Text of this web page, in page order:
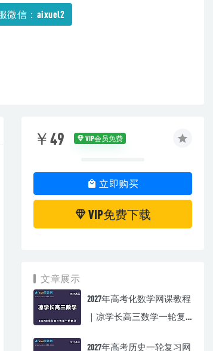
微信：aixuel2
￥49 VIP会员免费
立即购买
VIP免费下载
文章展示
2027年高考化数学网课教程
｜凉学长高三数学一轮复
2027年高考历史一轮复习网